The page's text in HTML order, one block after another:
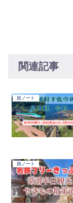
関連記事
旅ノート
旅ノート